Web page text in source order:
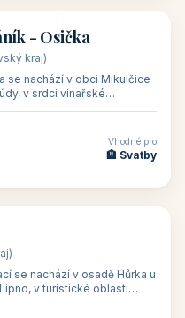
- Osička
kraj)
se nachází v obci Mikulčice
v srdci vinařské
Vhodné pro
🏨 Svatby
se nachází v osadě Hůrka u
v turistické oblasti